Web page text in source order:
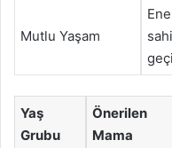
Mutlu Yaşam
Yaş
Grubu
Önerilen
Mama